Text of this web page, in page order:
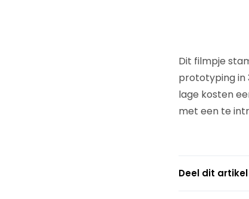
Dit filmpje
prototyping in
lage kosten
met een te
Deel dit artikel